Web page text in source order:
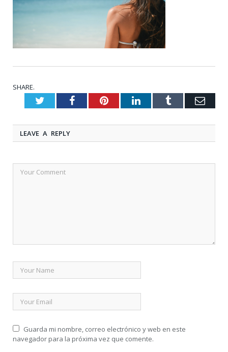
SHARE.
TwitterFacebookPinterestLinkedInTumblr
LEAVE A REPLY
Guarda mi nombre, correo electrónico y web en este
navegador para la próxima vez que comente.